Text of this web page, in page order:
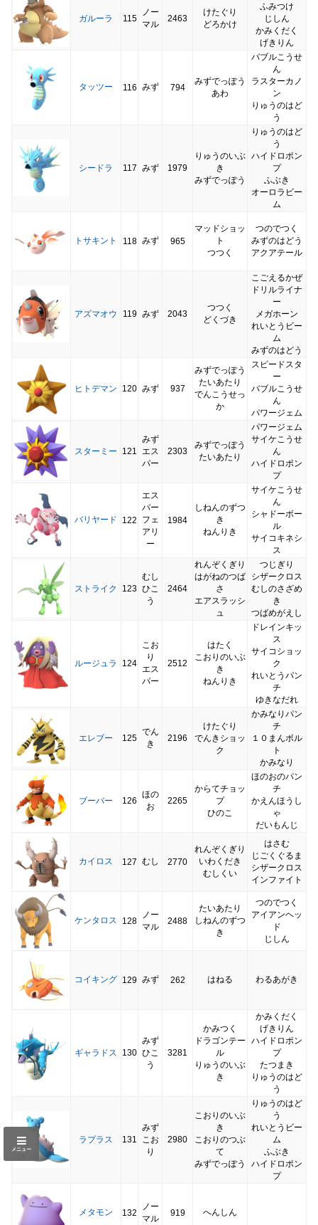
ガルーラ 115
ノー
マル
2463
けたぐり
どろかけ
ふみつけ
じしん
かみくだく
げきりん
タッツー 116 みず 794
みずでっぽう
あわ
バブルこうせ
ん
ラスターカノ
ン
りゅうのはど
う
シードラ 117 みず 1979
りゅうのいぶ
き
みずでっぽう
りゅうのはど
う
ハイドロポン
プ
ふぶき
オーロラビー
ム
トサキント 118 みず 965
マッドショッ
ト
つつく
つのでつく
みずのはどう
アクアテール
アズマオウ 119 みず 2043
つつく
どくづき
こごえるかぜ
ドリルライナ
ー
メガホーン
れいとうビー
ム
みずのはどう
ヒトデマン 120 みず 937
みずでっぽう
たいあたり
でんこうせっ
か
スピードスタ
ー
バブルこうせ
ん
パワージェム
スターミー 121
みず
エス
パー
2303
みずでっぽう
たいあたり
パワージェム
サイケこうせ
ん
ハイドロポン
プ
バリヤード 122
エス
パー
フェ
アリ
ー
1984
しねんのずつ
き
ねんりき
サイケこうせ
ん
シャドーボー
ル
サイコキネシ
ス
ストライク 123
むし
ひこ
う
2464
れんぞくぎり
はがねのつば
さ
エアスラッシ
ュ
つじぎり
シザークロス
むしのさざめ
き
つばめがえし
ルージュラ 124
こお
り
エス
パー
2512
はたく
こおりのいぶ
き
ねんりき
ドレインキッ
ス
サイコショッ
ク
れいとうパン
チ
ゆきなだれ
エレブー 125
でん
き
2196
けたぐり
でんきショッ
ク
かみなりパン
チ
１０まんボル
ト
かみなり
ブーバー 126
ほの
お
2265
からてチョッ
プ
ひのこ
ほのおのパン
チ
かえんほうし
ゃ
だいもんじ
カイロス 127 むし 2770
れんぞくぎり
いわくだき
むしくい
はさむ
じごくぐるま
シザークロス
インファイト
ケンタロス 128
ノー
マル
2488
たいあたり
しねんのずつ
き
つのでつく
アイアンヘッ
ド
じしん
コイキング 129 みず 262 はねる わるあがき
ギャラドス 130
みず
ひこ
う
3281
かみつく
ドラゴンテー
ル
りゅうのいぶ
き
かみくだく
げきりん
ハイドロポン
プ
たつまき
りゅうのはど
う
ラプラス 131
みず
こお
り
2980
こおりのいぶ
き
こおりのつぶ
て
みずでっぽう
りゅうのはど
う
れいとうビー
ム
ふぶき
ハイドロポン
プ
メタモン 132
ノー
マル
919 へんしん
メニュー